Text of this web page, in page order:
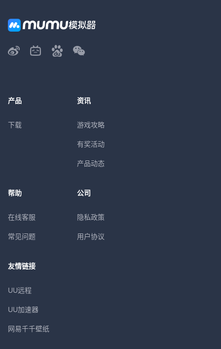
产品
下载
资讯
游戏攻略
有奖活动
产品动态
帮助
在线客服
常见问题
公司
隐私政策
用户协议
友情链接
UU远程
UU加速器
网易千千壁纸